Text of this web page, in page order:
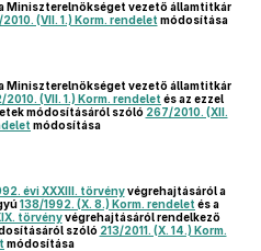
Miniszterelnökséget vezető államtitkár
2010. (VII. 1.) Korm. rendelet módosítása
Miniszterelnökséget vezető államtitkár
2010. (VII. 1.) Korm. rendelet és az ezzel
módosításáról szóló 267/2010. (XII.
módosítása
évi XXXIII. törvényvégrehajtásáról a
138/1992. (X. 8.) Korm. rendelet és a
törvényvégrehajtásáról rendelkező
szóló 213/2011. (X. 14.) Korm.
módosítása